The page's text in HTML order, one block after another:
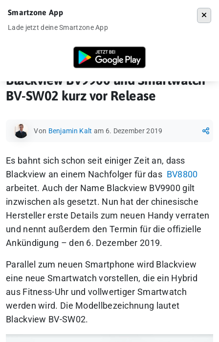
Blackview BV9900 und Smartwatch BV-SW02
Blackview BV9900 und Smartwatch
BV-SW02 kurz vor Release
Von Benjamin Kalt am 6. Dezember 2019
Es bahnt sich schon seit einiger Zeit an, dass
Blackview an einem Nachfolger für das BV8800
arbeitet. Auch der Name Blackview BV9900 gilt
inzwischen als gesetzt. Nun hat der chinesische
Hersteller erste Details zum neuen Handy verraten
und nennt außerdem den Termin für die offizielle
Ankündigung – den 6. Dezember 2019.
Parallel zum neuen Smartphone wird Blackview
eine neue Smartwatch vorstellen, die ein Hybrid
aus Fitness-Uhr und vollwertiger Smartwatch
werden wird. Die Modellbezeichnung lautet
Blackview BV-SW02.
Smartzone App
Lade jetzt deine Smartzone App